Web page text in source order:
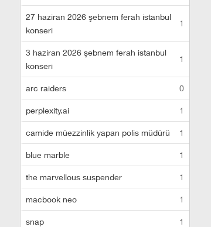
27 haziran 2026 şebnem ferah istanbul
konseri
1
3 haziran 2026 şebnem ferah istanbul
konseri
1
arc raiders 0
perplexity.ai 1
camide müezzinlik yapan polis müdürü 1
blue marble 1
the marvellous suspender 1
macbook neo 1
snap 1